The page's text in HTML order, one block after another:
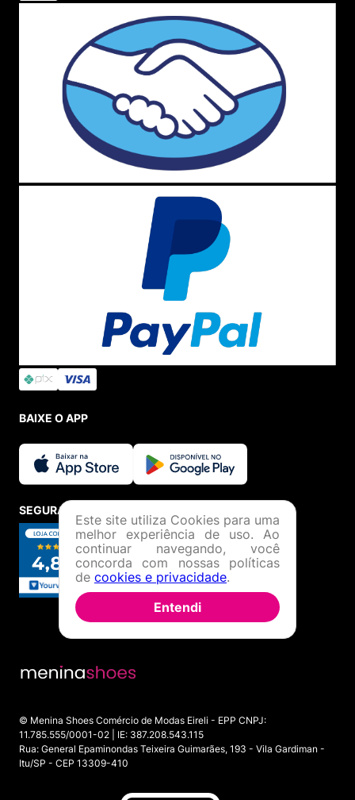
BAIXE O APP
SEGURANÇA E CREDIBILIDADE
© Menina Shoes Comércio de Modas Eireli - EPP CNPJ:
11.785.555/0001-02 | IE: 387.208.543.115
Rua: General Epaminondas Teixeira Guimarães, 193 - Vila Gardiman -
Itu/SP - CEP 13309-410
Este site utiliza Cookies para uma
melhor experiência de uso. Ao
continuar navegando, você
concorda com nossas políticas
de cookies e privacidade.
Entendi